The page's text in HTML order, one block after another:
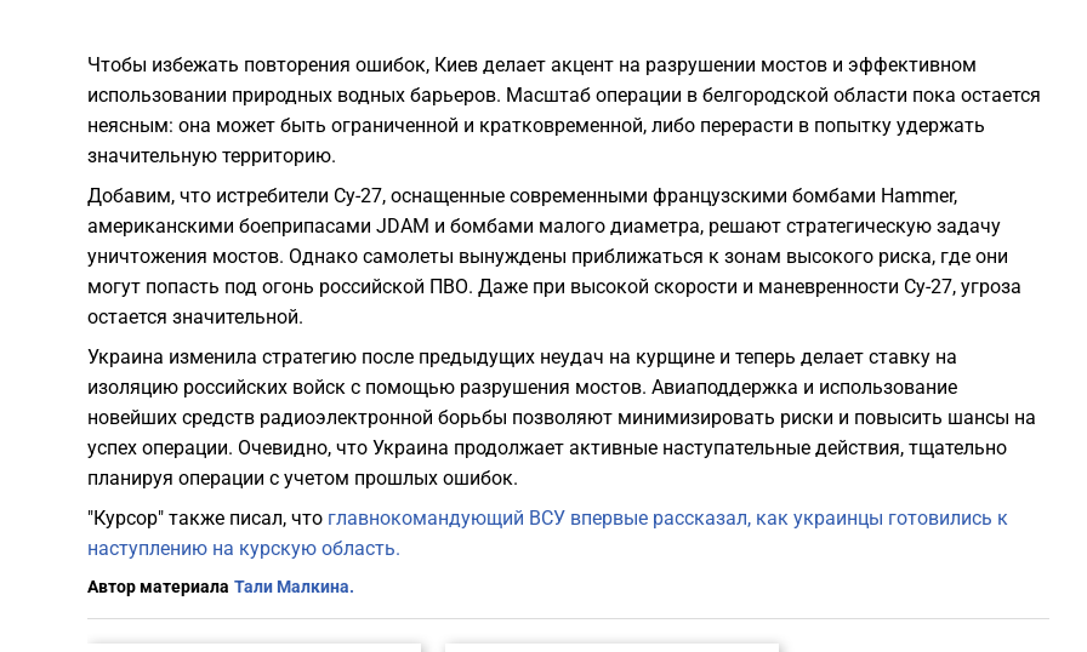
Чтобы избежать повторения ошибок, Киев делает акцент на разрушении мостов и эффективном
использовании природных водных барьеров. Масштаб операции в белгородской области пока остается
неясным: она может быть ограниченной и кратковременной, либо перерасти в попытку удержать
значительную территорию.
Добавим, что истребители Су-27, оснащенные современными французскими бомбами Hammer,
американскими боеприпасами JDAM и бомбами малого диаметра, решают стратегическую задачу
уничтожения мостов. Однако самолеты вынуждены приближаться к зонам высокого риска, где они
могут попасть под огонь российской ПВО. Даже при высокой скорости и маневренности Су-27, угроза
остается значительной.
Украина изменила стратегию после предыдущих неудач на курщине и теперь делает ставку на
изоляцию российских войск с помощью разрушения мостов. Авиаподдержка и использование
новейших средств радиоэлектронной борьбы позволяют минимизировать риски и повысить шансы на
успех операции. Очевидно, что Украина продолжает активные наступательные действия, тщательно
планируя операции с учетом прошлых ошибок.
"Курсор" также писал, что главнокомандующий ВСУ впервые рассказал, как украинцы готовились к
наступлению на курскую область.
Автор материала Тали Малкина.